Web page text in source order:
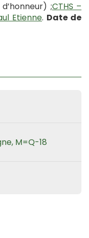
;CTHS –
Etienne. Date de
M=Q-18